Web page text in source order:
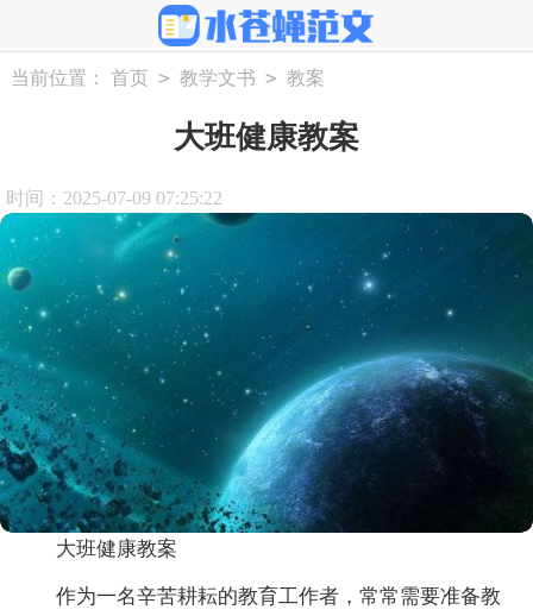
当前位置： 首页 > 教学文书 > 教案
大班健康教案
时间：2025-07-09 07:25:22
大班健康教案
作为一名辛苦耕耘的教育工作者，常常需要准备教